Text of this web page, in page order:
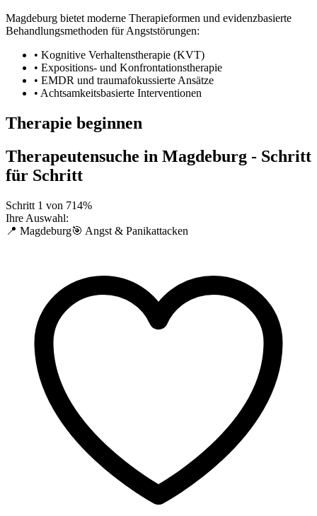
Magdeburg bietet moderne Therapieformen und evidenzbasierte
Behandlungsmethoden für Angststörungen:
• Kognitive Verhaltenstherapie (KVT)
• Expositions- und Konfrontationstherapie
• EMDR und traumafokussierte Ansätze
• Achtsamkeitsbasierte Interventionen
Therapie beginnen
Therapeutensuche in Magdeburg - Schritt
für Schritt
Schritt 1 von 714%
Ihre Auswahl:
📍 Magdeburg🎯 Angst & Panikattacken